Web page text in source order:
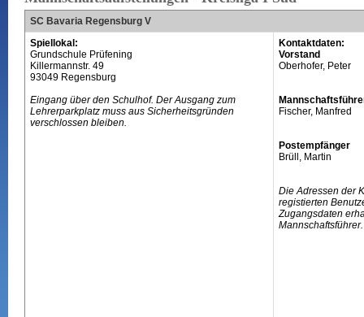
SC Bavaria Regensburg V
Spiellokal:
Grundschule Prüfening
Killermannstr. 49
93049 Regensburg
Eingang über den Schulhof. Der Ausgang zum
Lehrerparkplatz muss aus Sicherheitsgründen
verschlossen bleiben.
Kontaktdaten:
Vorstand
Oberhofer, Peter
Fischer, Manfred
Postempfänger
Brüll, Martin
Die Adressen der
registierten
Zugangsdaten
Mannschaftsführer.